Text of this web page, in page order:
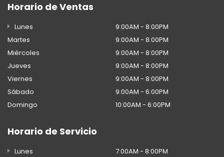
Horario de Ventas
Lunes
9:00AM - 8:00PM
Martes
9:00AM - 8:00PM
Miércoles
9:00AM - 8:00PM
Jueves
9:00AM - 8:00PM
Viernes
9:00AM - 8:00PM
Sábado
9:00AM - 6:00PM
Domingo
10:00AM - 6:00PM
Horario de Servicio
Lunes 7:00AM - 8:00PM